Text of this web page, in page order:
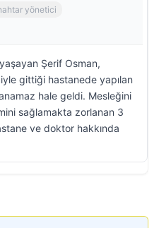
yönetici
Şerif Osman,
gittiği hastanede yapılan
hale geldi. Mesleğini
sağlamakta zorlanan 3
ve doktor hakkında